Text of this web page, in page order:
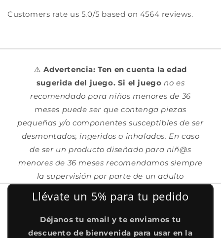
Customers rate us 5.0/5 based on 4564 reviews.
⚠️Advertencia: Ten en cuenta la edad
sugerida del juego. Si el juego no es
recomendado para niños menores de 36
meses puede ser que contenga piezas
pequeñas y/o componentes susceptibles de ser
desmontados, ingeridos o inhalados. En caso
de ser un producto diseñado para niñ@s
menores de 36 meses recomendamos siempre
la supervisión por parte de un adulto
Llévate un 5% para tu pedido
Déjanos tu email y te enviamos tu
descuento de bienvenida para usar en la